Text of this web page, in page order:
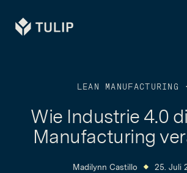
Tulip
LEAN MANUFACTURING
Wie Industrie 4.0
Manufacturing
Madilynn Castillo 25. Juli